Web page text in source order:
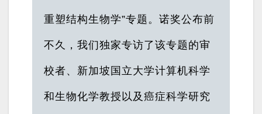
重塑结构生物学”专题。诺奖公布前
不久，我们独家专访了该专题的审
校者、新加坡国立大学计算机科学
和生物化学教授以及癌症科学研究